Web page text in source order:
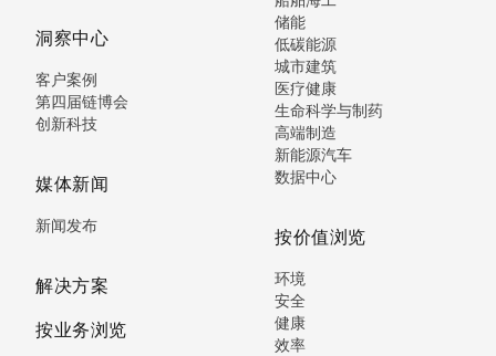
洞察中心
客户案例
第四届链博会
创新科技
媒体新闻
新闻发布
解决方案
按业务浏览
储能
低碳能源
城市建筑
医疗健康
生命科学与制药
高端制造
新能源汽车
数据中心
按价值浏览
环境
安全
健康
效率